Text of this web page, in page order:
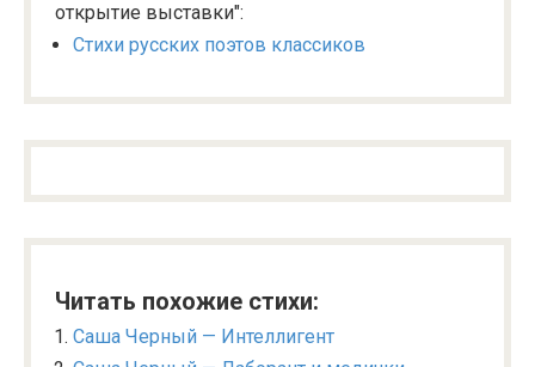
открытие выставки":
Стихи русских поэтов классиков
Читать похожие стихи:
Саша Черный — Интеллигент